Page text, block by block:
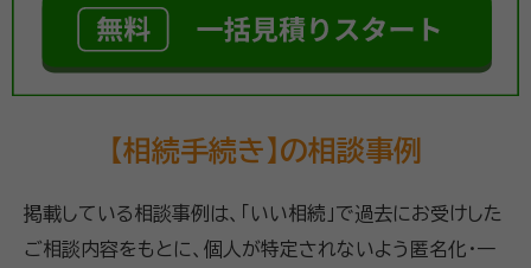
【相続手続き】の相談事例
掲載している相談事例は、「いい相続」で過去にお受けした
ご相談内容をもとに、個人が特定されないよう匿名化・一